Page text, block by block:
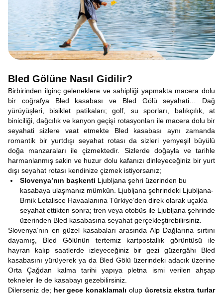
Bled Gölüne Nasıl Gidilir?
Birbirinden ilginç geleneklere ve sahipliği yapmakta macera dolu
bir coğrafya Bled kasabası ve Bled Gölü seyahati… Dağ
yürüyüşleri, bisiklet patikaları; golf, su sporları, balıkçılık, at
biniciliği, dağcılık ve kanyon geçişi rotasyonları ile macera dolu bir
seyahati sizlere vaat etmekte Bled kasabası aynı zamanda
romantik bir yurtdışı seyahat rotası da sizleri yemyeşil büyülü
doğa manzaraları ile çizmektedir. Sizlerde doğayla ve tarihle
harmanlanmış sakin ve huzur dolu kafanızı dinleyeceğiniz bir yurt
dışı seyahat rotası kendinize çizmek istiyorsanız;
Slovenya’nın başkenti Ljubljana şehri üzerinden bu
kasabaya ulaşmanız mümkün. Ljubljana şehrindeki Ljubljana-
Brnik Letalisce Havaalanına Türkiye’den direk olarak uçakla
seyahat ettikten sonra; tren veya otobüs ile Ljubljana şehrinde
üzerinden Bled kasabasına seyahat gerçekleştirebilirsiniz.
Slovenya’nın en güzel kasabaları arasında Alp Dağlarına sırtını
dayamış, Bled Gölünün tertemiz kartpostallık görüntüsü ile
hayran kalıp saatlerde izleyeceğiniz bir gezi güzergâhı Bled
kasabasını yürüyerek ya da Bled Gölü üzerindeki adacık üzerine
Orta Çağdan kalma tarihi yapıya pletna ismi verilen ahşap
tekneler ile de kasabayı gezebilirsiniz.
Dilerseniz de; her gece konaklamalı olup ücretsiz ekstra turlar